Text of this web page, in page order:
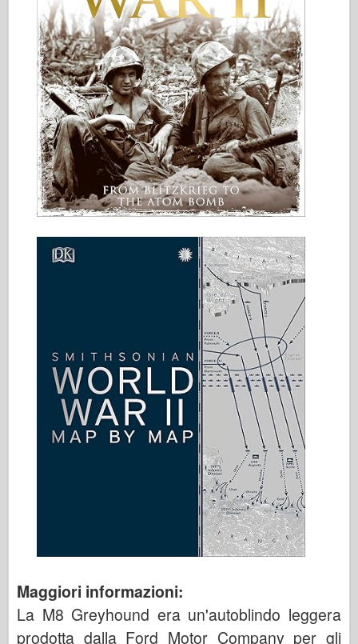
Maggiori informazioni:
La M8 Greyhound era un'autoblindo leggera
prodotta dalla Ford Motor Company per gli